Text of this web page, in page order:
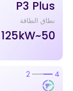
P3 Plus
نطاق الطاقة
50~125kW
2 4